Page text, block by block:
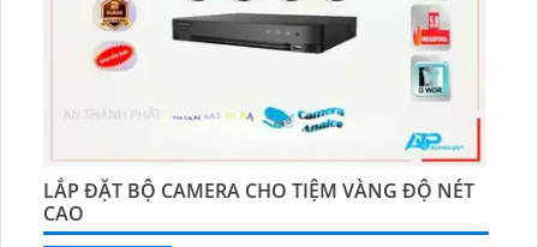
LẮP ĐẶT BỘ CAMERA CHO TIỆM VÀNG ĐỘ NÉT
CAO